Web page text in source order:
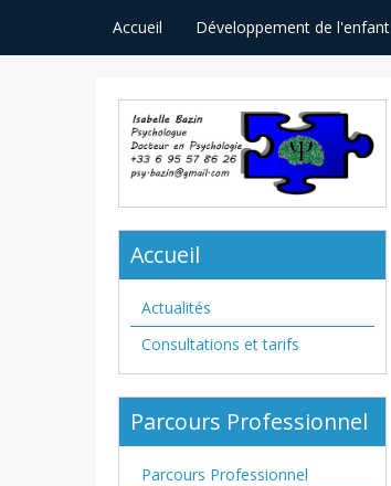
Accueil Développement de l'enfant
Accueil
Actualités
Consultations et tarifs
Parcours Professionnel
Parcours Professionnel